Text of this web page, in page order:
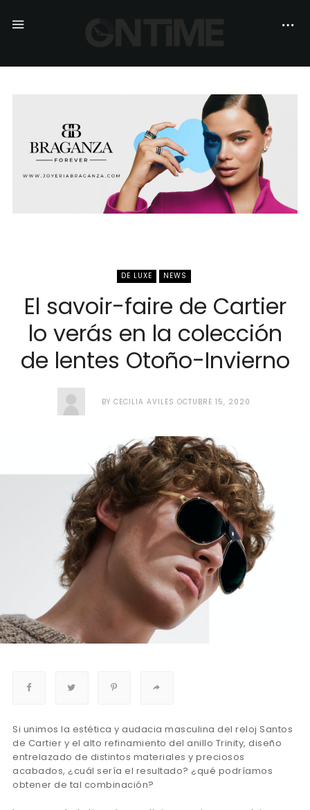
DE LUXE NEWS
El savoir-faire de Cartier
lo verás en la colección
de lentes Otoño-Invierno
BY CECILIA AVILES OCTUBRE 15, 2020
Si unimos la estética y audacia masculina del reloj Santos
de Cartier y el alto refinamiento del anillo Trinity, diseño
entrelazado de distintos materiales y preciosos
acabados, ¿cuál sería el resultado? ¿qué podríamos
obtener de tal combinación?